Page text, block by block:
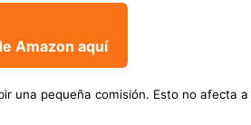
Amazon aquí
una pequeña comisión. Esto no afecta